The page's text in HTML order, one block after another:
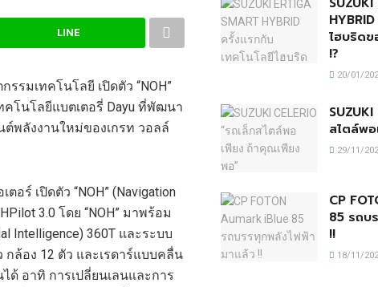
LINE
รมเทคโนโลยี เปิดตัว “NOH”
คโนโลยีแบตเตอรี่ Dayu ที่พัฒนา
ต์พลังงานใหม่ของเกรท วอลล์
ร์ เปิดตัว “NOH” (Navigation
3.0 โดย “NOH” มาพร้อม
360T และระบบ
กล้อง 12 ตัว และเรดาร์แบบคลื่น
อาทิ การเปลี่ยนเลนและการ
ไฮบริด
!?
20/01/
SUZUKI
สไตล์พ
29/11/
CP
85 รถบ
!!
18/11/